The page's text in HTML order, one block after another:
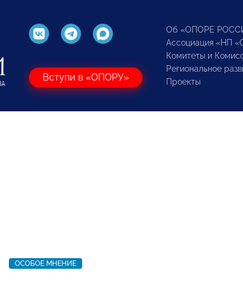
Вступи в «ОПОРУ»
Об «ОПОРЕ
Ассоциация «НП
Комитеты и
Региональное
Проекты
ОСОБОЕ МНЕНИЕ